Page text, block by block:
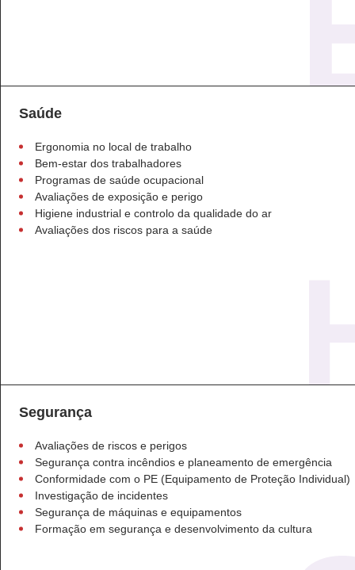
Saúde
Ergonomia no local de trabalho
Bem-estar dos trabalhadores
Programas de saúde ocupacional
Avaliações de exposição e perigo
Higiene industrial e controlo da qualidade do ar
Avaliações dos riscos para a saúde
Segurança
Avaliações de riscos e perigos
Segurança contra incêndios e planeamento de emergência
Conformidade com o PE (Equipamento de Proteção Individual)
Investigação de incidentes
Segurança de máquinas e equipamentos
Formação em segurança e desenvolvimento da cultura